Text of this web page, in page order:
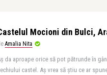
Mocioni din Bulci,
Amalia Nita
da aproape orice să pot pătrunde în
castel. Aş vrea să ştiu ce ar